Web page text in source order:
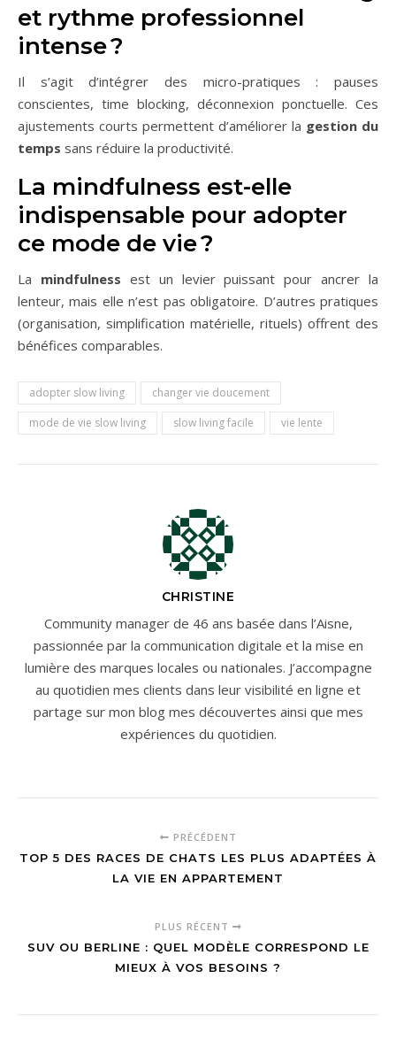
et rythme professionnel
intense ?
Il s’agit d’intégrer des micro-pratiques : pauses
conscientes, time blocking, déconnexion ponctuelle. Ces
ajustements courts permettent d’améliorer la gestion du
temps sans réduire la productivité.
La mindfulness est-elle
indispensable pour adopter
ce mode de vie ?
La mindfulness est un levier puissant pour ancrer la
lenteur, mais elle n’est pas obligatoire. D’autres pratiques
(organisation, simplification matérielle, rituels) offrent des
bénéfices comparables.
adopter slow living
changer vie doucement
mode de vie slow living
slow living facile vie lente
CHRISTINE
Community manager de 46 ans basée dans l’Aisne,
passionnée par la communication digitale et la mise en
lumière des marques locales ou nationales. J’accompagne
au quotidien mes clients dans leur visibilité en ligne et
partage sur mon blog mes découvertes ainsi que mes
expériences du quotidien.
PRÉCÉDENT
TOP 5 DES RACES DE CHATS LES PLUS ADAPTÉES À
LA VIE EN APPARTEMENT
PLUS RÉCENT
SUV OU BERLINE : QUEL MODÈLE CORRESPOND LE
MIEUX À VOS BESOINS ?